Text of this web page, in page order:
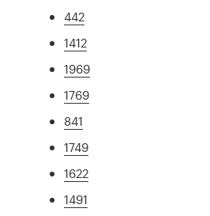
442
1412
1969
1769
841
1749
1622
1491